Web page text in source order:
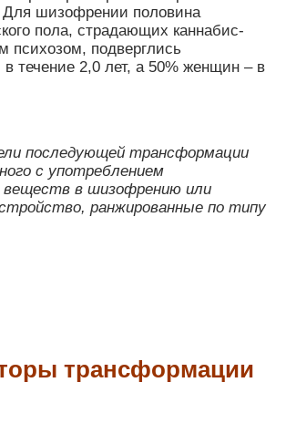
Для шизофрении половина
пола, страдающих каннабис-
психозом, подверглись
течение 2,0 лет, а 50% женщин – в
последующей трансформации
с употреблением
веществ в шизофрению или
ранжированные по типу
трансформации